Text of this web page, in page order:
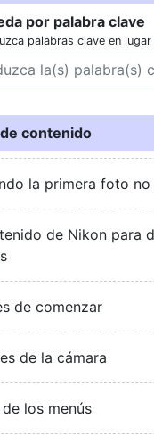
por palabra clave
palabras clave en
contenido
la primera foto
de Nikon para
de comenzar
de la cámara
los menús